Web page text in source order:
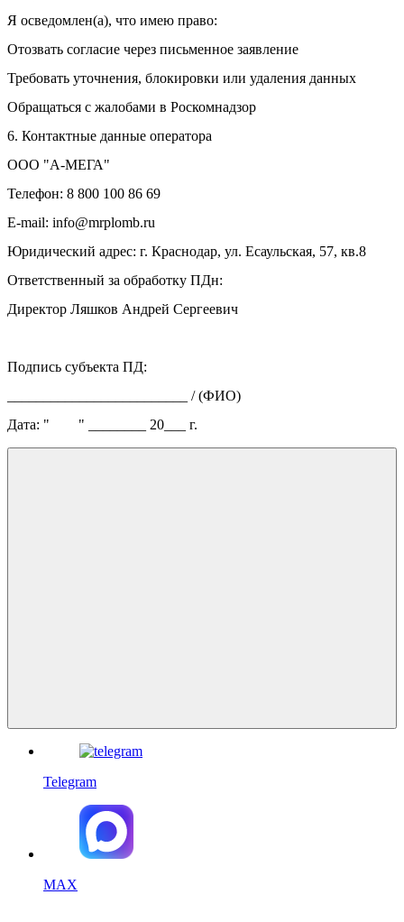
Я осведомлен(а), что имею право:
Отозвать согласие через письменное заявление
Требовать уточнения, блокировки или удаления данных
Обращаться с жалобами в Роскомнадзор
6. Контактные данные оператора
ООО "А-МЕГА"
Телефон: 8 800 100 86 69
E-mail: info@mrplomb.ru
Юридический адрес: г. Краснодар, ул. Есаульская, 57, кв.8
Ответственный за обработку ПДн:
Директор Ляшков Андрей Сергеевич
Подпись субъекта ПД:
_________________________ / (ФИО)
Дата: " " ________ 20___ г.
Telegram
MAX